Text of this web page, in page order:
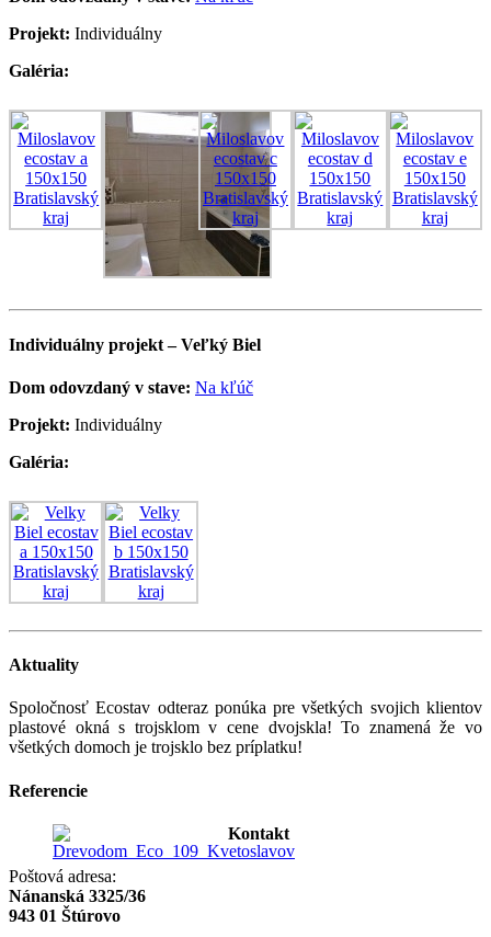
Projekt: Individuálny
Galéria:
Individuálny projekt – Veľký Biel
Dom odovzdaný v stave: Na kľúč
Projekt: Individuálny
Galéria:
Aktuality
Spoločnosť Ecostav odteraz ponúka pre všetkých svojich klientov
plastové okná s trojsklom v cene dvojskla! To znamená že vo
všetkých domoch je trojsklo bez príplatku!
Referencie
Kontakt
Poštová adresa:
Nánanská 3325/36
943 01 Štúrovo